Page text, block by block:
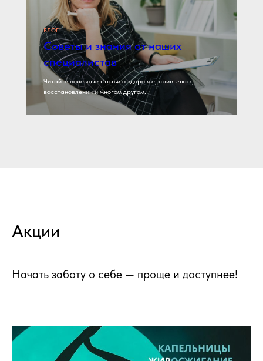
БЛОГ
Советы и знания от наших
специалистов
Читайте полезные статьи о здоровье, привычках,
восстановлении и многом другом.
Акции
Начать заботу о себе — проще и доступнее!